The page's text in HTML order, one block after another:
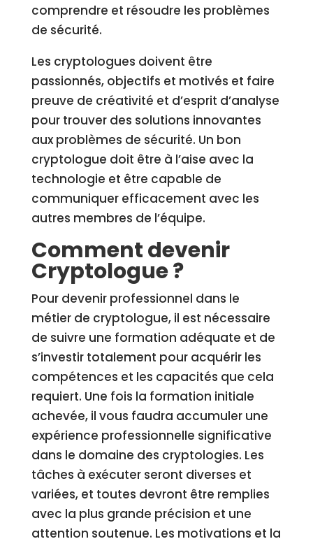
comprendre et résoudre les problèmes
de sécurité.
Les cryptologues doivent être
passionnés, objectifs et motivés et faire
preuve de créativité et d’esprit d’analyse
pour trouver des solutions innovantes
aux problèmes de sécurité. Un bon
cryptologue doit être à l’aise avec la
technologie et être capable de
communiquer efficacement avec les
autres membres de l’équipe.
Comment devenir
Cryptologue ?
Pour devenir professionnel dans le
métier de cryptologue, il est nécessaire
de suivre une formation adéquate et de
s’investir totalement pour acquérir les
compétences et les capacités que cela
requiert. Une fois la formation initiale
achevée, il vous faudra accumuler une
expérience professionnelle significative
dans le domaine des cryptologies. Les
tâches à exécuter seront diverses et
variées, et toutes devront être remplies
avec la plus grande précision et une
attention soutenue. Les motivations et la